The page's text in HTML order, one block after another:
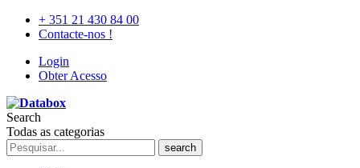
+ 351 21 430 84 00
Contacte-nos !
Login
Obter Acesso
Search
Todas as categorias
search